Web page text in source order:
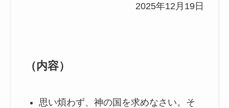
2025年12月19日
（内容）
思い煩わず、神の国を求めなさい。そ